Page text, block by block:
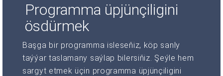
Programma üpjünçiligini
ösdürmek
Başga bir programma isleseňiz, köp sanly
taýýar taslamany saýlap bilersiňiz. Şeýle hem
sargyt etmek üçin programma üpjünçiligini